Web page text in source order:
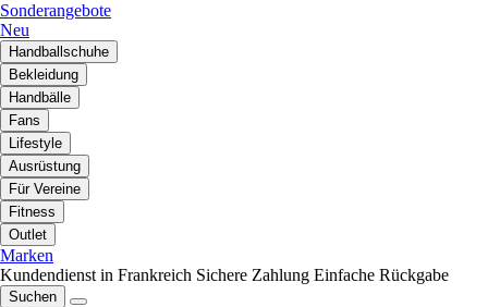
Sonderangebote
Neu
Handballschuhe
Bekleidung
Handbälle
Fans
Lifestyle
Ausrüstung
Für Vereine
Fitness
Outlet
Marken
Kundendienst in Frankreich Sichere Zahlung Einfache Rückgabe
Suchen